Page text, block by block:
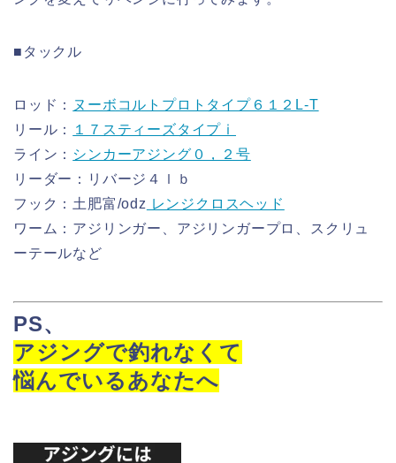
■タックル
ロッド：
ヌーボコルトプロトタイプ６１２L-T
リール：
１７スティーズタイプⅰ
ライン： シンカーアジング０，２号
リーダー：リバージ４ｌｂ
フック：土肥富/odz レンジクロスヘッド
ワーム：アジリンガー、アジリンガープロ、スクリュ
ーテールなど
PS、
アジングで釣れなくて
悩んでいるあなたへ